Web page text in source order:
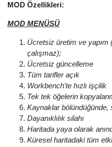
MOD Özellikleri:
MOD MENÜSÜ
Ücretsiz üretim ve yapım
çalışmaz);
Ücretsiz güncelleme
Tüm tarifler açık
Workbench'te hızlı işçilik
Tek tek öğelerin
Kaynaklar bölündüğünde,
Dayanıklılık silahı
Haritada yaya olarak
Küresel haritadaki tüm